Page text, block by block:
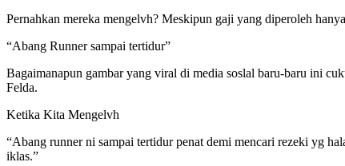
Pernahkan mereka mengelvh? Meskipun gaji yang diperoleh
“Abang Runner sampai tertidur”
Bagaimanapun gambar yang viral di media soslal baru-baru ini
Felda.
Ketika Kita Mengelvh
“Abang runner ni sampai tertidur penat demi mencari rezeki yg
iklas.”